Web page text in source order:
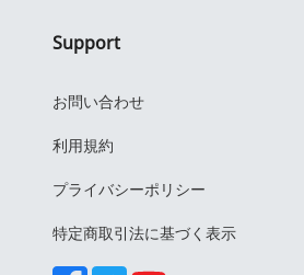
Support
お問い合わせ
利用規約
プライバシーポリシー
特定商取引法に基づく表示